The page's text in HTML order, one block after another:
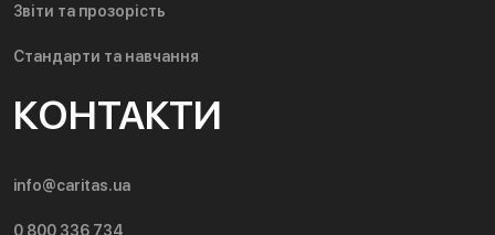
Звіти та прозорість
Стандарти та навчання
КОНТАКТИ
info@caritas.ua
0 800 336 734